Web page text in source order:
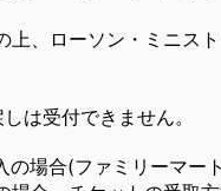
上、ローソン・ミニス
は受付できません。
場合(ファミリーマー